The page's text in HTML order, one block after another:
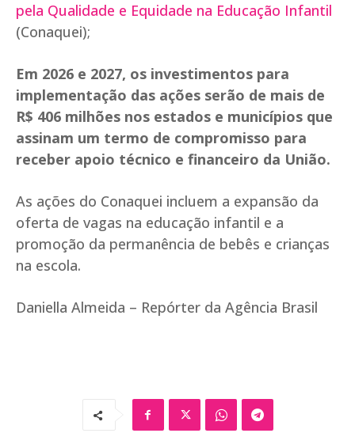
pela Qualidade e Equidade na Educação Infantil
(Conaquei);
Em 2026 e 2027, os investimentos para
implementação das ações serão de mais de
R$ 406 milhões nos estados e municípios que
assinam um termo de compromisso para
receber apoio técnico e financeiro da União.
As ações do Conaquei incluem a expansão da
oferta de vagas na educação infantil e a
promoção da permanência de bebês e crianças
na escola.
Daniella Almeida – Repórter da Agência Brasil